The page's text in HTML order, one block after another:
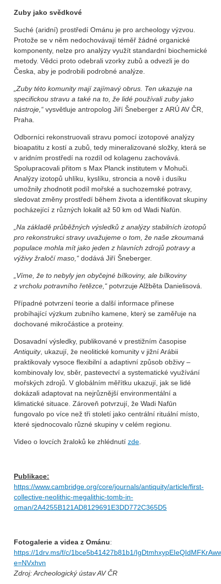
Zuby jako svědkové
Suché (aridní) prostředí Ománu je pro archeology výzvou.
Protože se v něm nedochovávají téměř žádné organické
komponenty, nelze pro analýzy využít standardní biochemické
metody. Vědci proto odebrali vzorky zubů a odvezli je do
Česka, aby je podrobili podrobné analýze.
„Zuby této komunity mají zajímavý obrus. Ten ukazuje na
specifickou stravu a také na to, že lidé používali zuby jako
nástroje,“ vysvětluje antropolog Jiří Šneberger z ARÚ AV ČR,
Praha.
Odborníci rekonstruovali stravu pomocí izotopové analýzy
bioapatitu z kostí a zubů, tedy mineralizované složky, která se
v aridním prostředí na rozdíl od kolagenu zachovává.
Spolupracovali přitom s Max Planck institutem v Mohuči.
Analýzy izotopů uhlíku, kyslíku, stroncia a nově i dusíku
umožnily zhodnotit podíl mořské a suchozemské potravy,
sledovat změny prostředí během života a identifikovat skupiny
pocházející z různých lokalit až 50 km od Wadi Nafūn.
„Na základě průběžných výsledků z analýzy stabilních izotopů
pro rekonstrukci stravy uvažujeme o tom, že naše zkoumaná
populace mohla mít jako jeden z hlavních zdrojů potravy a
výživy žraločí maso,“ dodává Jiří Šneberger.
„Víme, že to nebyly jen obyčejné bílkoviny, ale bílkoviny
z vrcholu potravního řetězce,“ potvrzuje Alžběta Danielisová.
Případné potvrzení teorie a další informace přinese
probíhající výzkum zubního kamene, který se zaměřuje na
dochované mikročástice a proteiny.
Dosavadní výsledky, publikované v prestižním časopise
Antiquity, ukazují, že neolitické komunity v jižní Arábii
praktikovaly vysoce flexibilní a adaptivní způsob obživy –
kombinovaly lov, sběr, pastevectví a systematické využívání
mořských zdrojů. V globálním měřítku ukazují, jak se lidé
dokázali adaptovat na nejrůznější environmentální a
klimatické situace. Zároveň potvrzují, že Wadi Nafūn
fungovalo po více než tři století jako centrální rituální místo,
které sjednocovalo různé skupiny v celém regionu.
Video o lovcích žraloků ke zhlédnutí zde.
Publikace:
https://www.cambridge.org/core/journals/antiquity/article/first-
collective-neolithic-megalithic-tomb-in-
oman/2A4255B121AD8129691E3DD772C365D5
Fotogalerie a videa z Ománu:
https://1drv.ms/f/c/1bce5b41427b81b1/
e=NVxhvn
Zdroj: Archeologický ústav AV ČR